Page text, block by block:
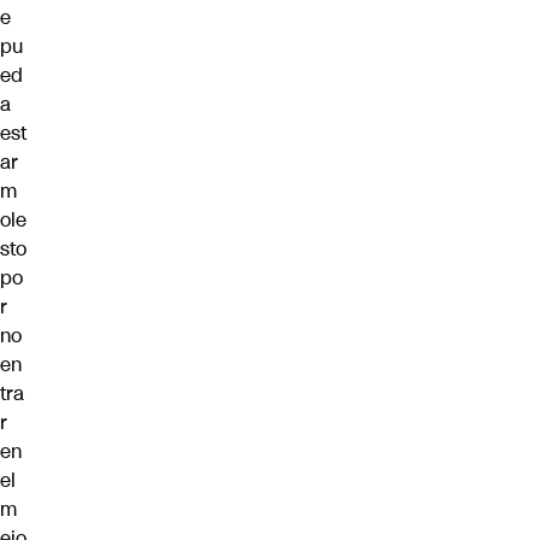
e
pu
ed
a
est
ar
m
ole
sto
po
r
no
en
tra
r
en
el
m